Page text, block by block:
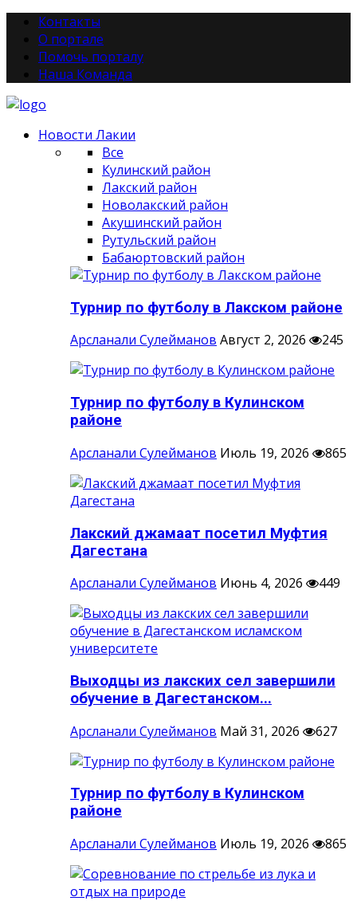
Контакты
О портале
Помочь порталу
Наша Команда
Новости Лакии
Все
Кулинский район
Лакский район
Новолакский район
Акушинский район
Рутульский район
Бабаюртовский район
Турнир по футболу в Лакском районе
Арсланали Сулейманов Август 2, 2026 245
Турнир по футболу в Кулинском
районе
Арсланали Сулейманов Июль 19, 2026 865
Лакский джамаат посетил Муфтия
Дагестана
Арсланали Сулейманов Июнь 4, 2026 449
Выходцы из лакских сел завершили
обучение в Дагестанском...
Арсланали Сулейманов Май 31, 2026 627
Турнир по футболу в Кулинском
районе
Арсланали Сулейманов Июль 19, 2026 865